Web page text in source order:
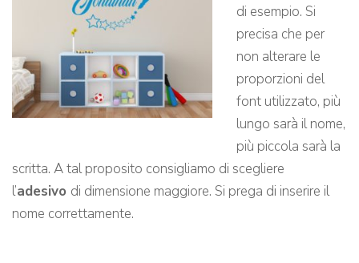
di esempio. Si
precisa che per
non alterare le
proporzioni del
font utilizzato, più
lungo sarà il nome,
più piccola sarà la
scritta. A tal proposito consigliamo di scegliere
l’adesivo di dimensione maggiore. Si prega di inserire il
nome correttamente.